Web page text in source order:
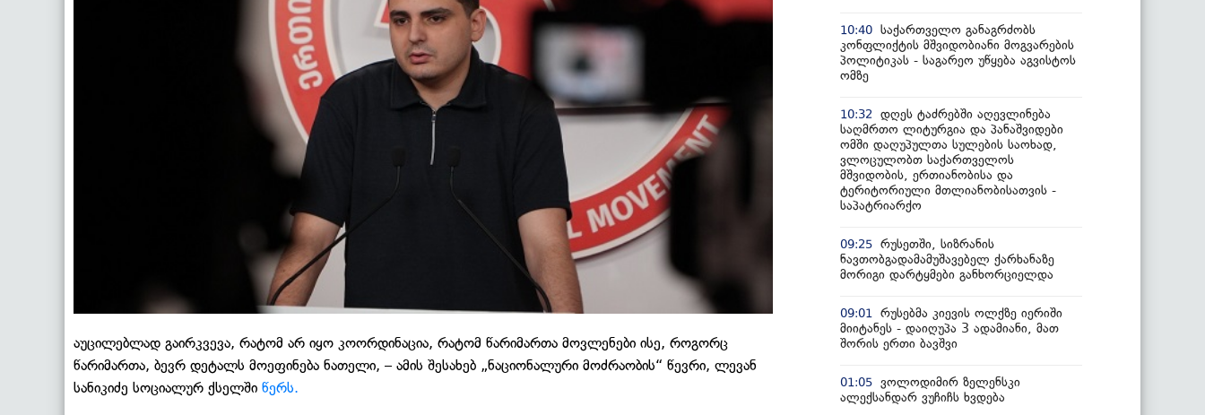
აუცილებლად გაირკვევა, რატომ არ იყო კოორდინაცია, რატომ წარიმართა მოვლენები ისე, როგორც
წარიმართა, ბევრ დეტალს მოეფინება ნათელი, – ამის შესახებ „ნაციონალური მოძრაობის“ წევრი, ლევან
სანიკიძე სოციალურ ქსელში წერს.
10:40 საქართველო განაგრძობს
კონფლიქტის მშვიდობიანი მოგვარების
პოლიტიკას - საგარეო უწყება აგვისტოს
ომზე
10:32
დღეს ტაძრებში აღევლინება
საღმრთო ლიტურგია და პანაშვიდები
ომში დაღუპულთა სულების საოხად,
ვლოცულობთ საქართველოს
მშვიდობის, ერთიანობისა და
ტერიტორიული მთლიანობისათვის -
საპატრიარქო
09:25 რუსეთში, სიზრანის
ნავთობგადამამუშავებელ ქარხანაზე
მორიგი დარტყმები განხორციელდა
09:01
რუსებმა კიევის ოლქზე იერიში
მიიტანეს - დაიღუპა 3 ადამიანი, მათ
შორის ერთი ბავშვი
01:05 ვოლოდიმირ ზელენსკი
ალექსანდარ ვუჩიჩს ხვდება